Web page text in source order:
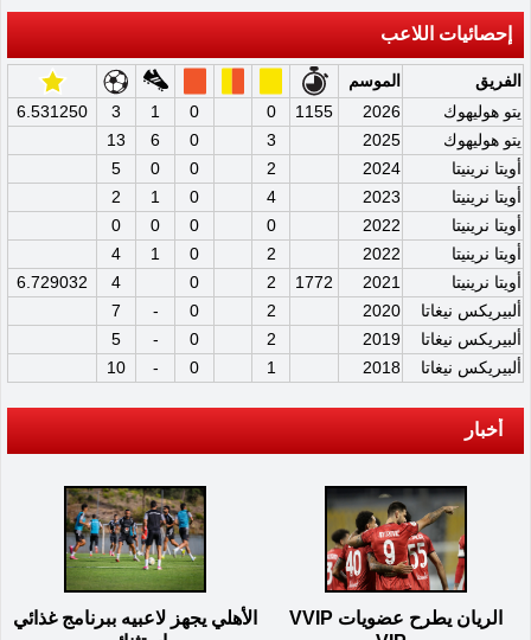
إحصائيات اللاعب
الفريق
الموسم
يتو هوليهوك
2026
1155
0
0
1
3
6.531250
يتو هوليهوك
2025
3
0
6
13
أويتا نرينيتا
2024
2
0
0
5
أويتا نرينيتا
2023
4
0
1
2
أويتا نرينيتا
2022
0
0
0
0
أويتا نرينيتا
2022
2
0
1
4
أويتا نرينيتا
2021
1772
2
0
4
6.729032
ألبيريكس نيغاتا
2020
2
0
-
7
ألبيريكس نيغاتا
2019
2
0
-
5
ألبيريكس نيغاتا
2018
1
0
-
10
أخبار
الريان يطرح عضويات VVIP
الأهلي يجهز لاعبيه ببرنامج غذائي